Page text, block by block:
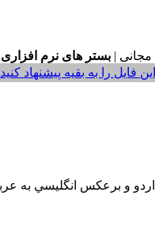
مجانی |
این فایل را به بقیه پیشنهاد کنید